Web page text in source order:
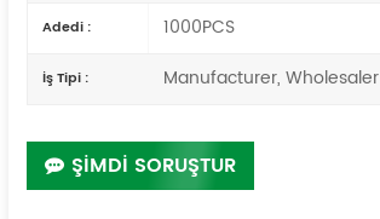
Adedi : 1000PCS
İş Tipi : Manufacturer, Wholesaler
ŞİMDİ SORUŞTUR